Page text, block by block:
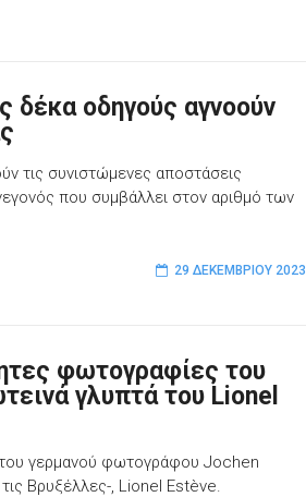
δέκα οδηγούς αγνοούν
τις συνιστώμενες αποστάσεις
που συμβάλλει στον αριθμό των
29 ΔΕΚΕΜΒΡΊΟΥ 2023
φωτογραφίες του
γλυπτά του Lionel
του γερμανού φωτογράφου Jochen
Βρυξέλλες-, Lionel Estève.